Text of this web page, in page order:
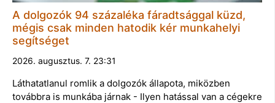
A dolgozók 94 százaléka fáradtsággal küzd,
mégis csak minden hatodik kér munkahelyi
segítséget
2026. augusztus. 7. 23:31
Láthatatlanul romlik a dolgozók állapota, miközben
továbbra is munkába járnak - Ilyen hatással van a cégekre